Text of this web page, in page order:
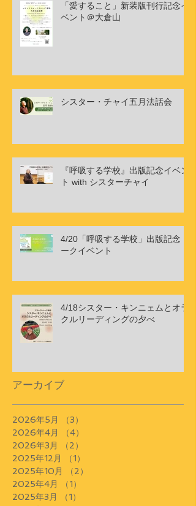
「愛すること」新装版刊行記念イ
ベント＠大倉山
シスター・チャイ五月法話会
『呼吸する学校』出版記念イベン
ト with シスターチャイ
4/20「呼吸する学校」出版記念ト
ークイベント
4/18シスター・キンニェムとオラ
クルリーディングの夕べ
アーカイブ
2026年5月 （3）
2026年4月
（4）
2026年3月
（2）
2025年12月
（1）
2025年10月
（2）
2025年4月
（1）
2025年3月
（1）